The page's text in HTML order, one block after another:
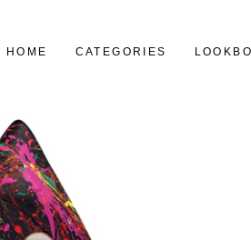
HOME CATEGORIES